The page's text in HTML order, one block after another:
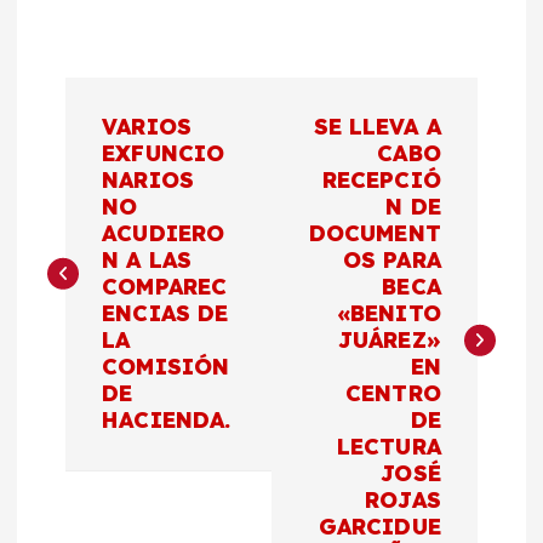
e
VARIOS
EXFUNCIO
NARIOS
NO
ACUDIERO
N A LAS
COMPAREC
ENCIAS DE
LA
COMISIÓN
DE
HACIENDA.
SE LLEVA A
CABO
RECEPCIÓ
N DE
DOCUMENT
OS PARA
BECA
«BENITO
JUÁREZ»
EN
CENTRO
DE
LECTURA
JOSÉ
ROJAS
GARCIDUE